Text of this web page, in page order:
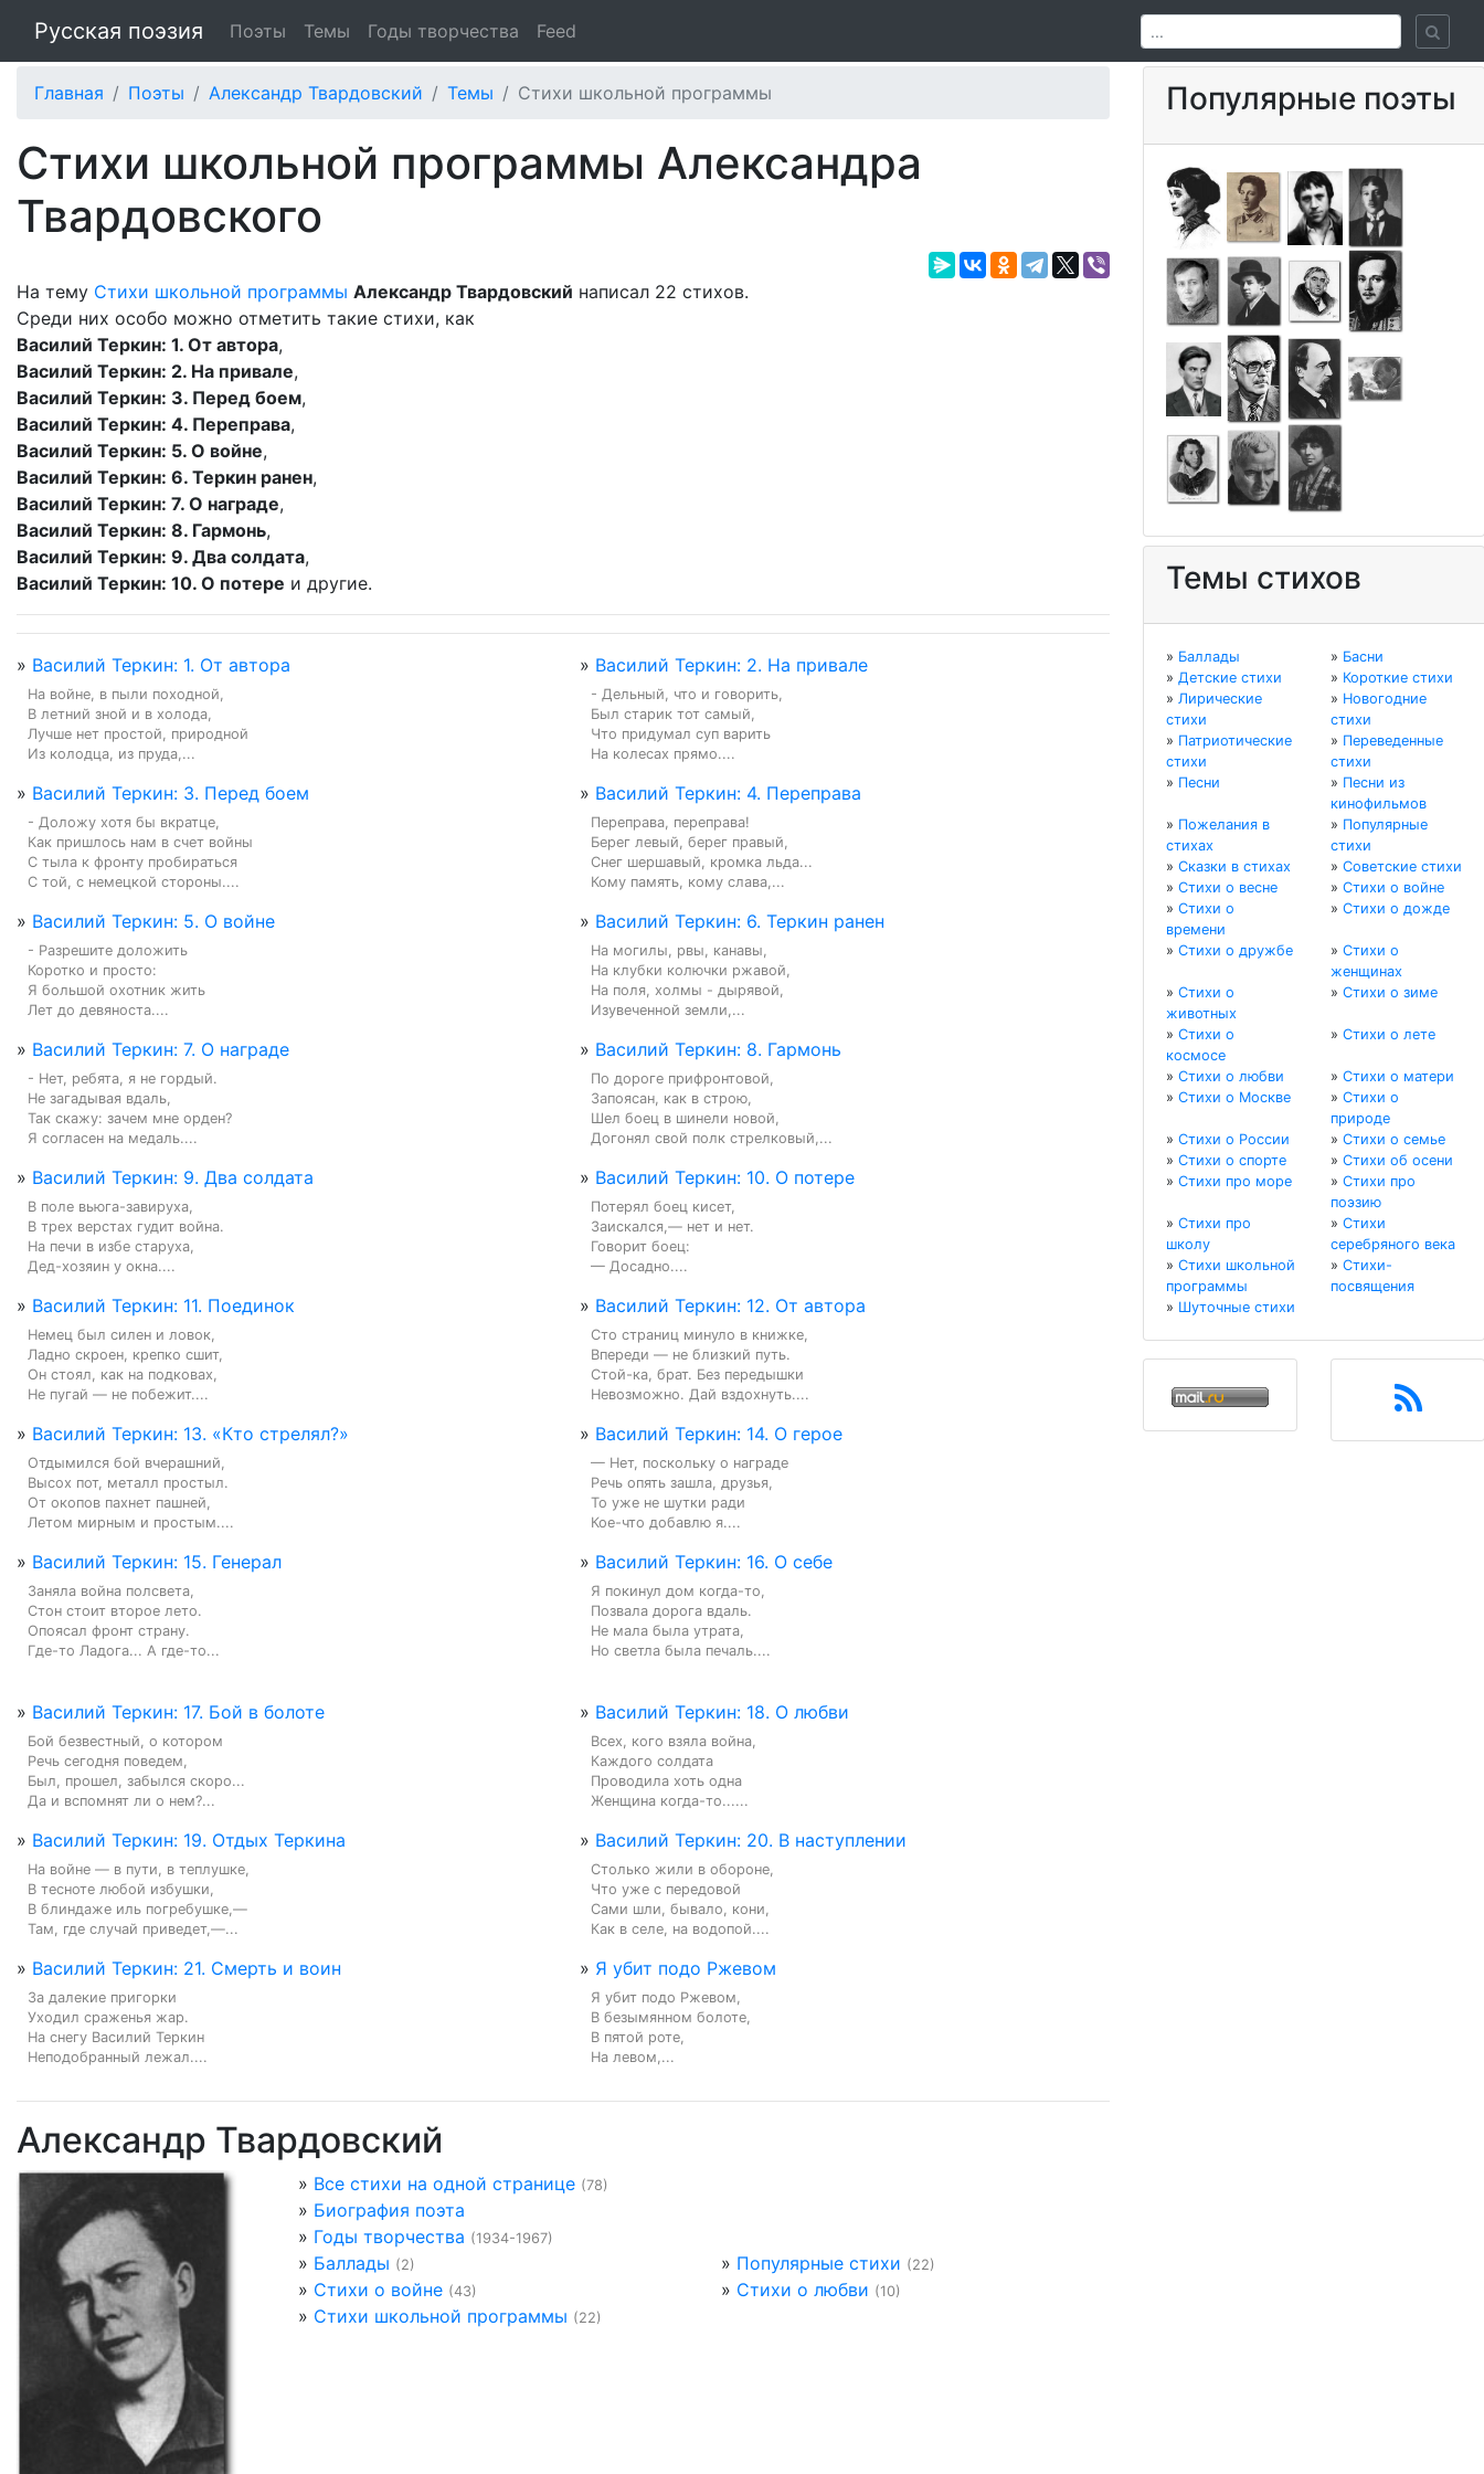
Русская поэзия Поэты Темы Годы творчества Feed
Главная Поэты Александр Твардовский Темы Стихи школьной программы
Стихи школьной программы Александра
Твардовского
На тему Стихи школьной программы Александр Твардовский написал 22 стихов.
Среди них особо можно отметить такие стихи, как
Василий Теркин: 1. От автора,
Василий Теркин: 2. На привале,
Василий Теркин: 3. Перед боем,
Василий Теркин: 4. Переправа,
Василий Теркин: 5. О войне,
Василий Теркин: 6. Теркин ранен,
Василий Теркин: 7. О награде,
Василий Теркин: 8. Гармонь,
Василий Теркин: 9. Два солдата,
Василий Теркин: 10. О потере и другие.
» Василий Теркин: 1. От автора
На войне, в пыли походной,
В летний зной и в холода,
Лучше нет простой, природной
Из колодца, из пруда,...
» Василий Теркин: 2. На привале
- Дельный, что и говорить,
Был старик тот самый,
Что придумал суп варить
На колесах прямо....
» Василий Теркин: 3. Перед боем
- Доложу хотя бы вкратце,
Как пришлось нам в счет войны
С тыла к фронту пробираться
С той, с немецкой стороны....
» Василий Теркин: 4. Переправа
Переправа, переправа!
Берег левый, берег правый,
Снег шершавый, кромка льда...
Кому память, кому слава,...
» Василий Теркин: 5. О войне
- Разрешите доложить
Коротко и просто:
Я большой охотник жить
Лет до девяноста....
» Василий Теркин: 6. Теркин ранен
На могилы, рвы, канавы,
На клубки колючки ржавой,
На поля, холмы - дырявой,
Изувеченной земли,...
» Василий Теркин: 7. О награде
- Нет, ребята, я не гордый.
Не загадывая вдаль,
Так скажу: зачем мне орден?
Я согласен на медаль....
» Василий Теркин: 8. Гармонь
По дороге прифронтовой,
Запоясан, как в строю,
Шел боец в шинели новой,
Догонял свой полк стрелковый,...
» Василий Теркин: 9. Два солдата
В поле вьюга-завируха,
В трех верстах гудит война.
На печи в избе старуха,
Дед-хозяин у окна....
» Василий Теркин: 10. О потере
Потерял боец кисет,
Заискался,— нет и нет.
Говорит боец:
— Досадно....
» Василий Теркин: 11. Поединок
Немец был силен и ловок,
Ладно скроен, крепко сшит,
Он стоял, как на подковах,
Не пугай — не побежит....
» Василий Теркин: 12. От автора
Сто страниц минуло в книжке,
Впереди — не близкий путь.
Стой-ка, брат. Без передышки
Невозможно. Дай вздохнуть....
» Василий Теркин: 13. «Кто стрелял?»
Отдымился бой вчерашний,
Высох пот, металл простыл.
От окопов пахнет пашней,
Летом мирным и простым....
» Василий Теркин: 14. О герое
— Нет, поскольку о награде
Речь опять зашла, друзья,
То уже не шутки ради
Кое-что добавлю я....
» Василий Теркин: 15. Генерал
Заняла война полсвета,
Стон стоит второе лето.
Опоясал фронт страну.
Где-то Ладога... А где-то...
» Василий Теркин: 16. О себе
Я покинул дом когда-то,
Позвала дорога вдаль.
Не мала была утрата,
Но светла была печаль....
» Василий Теркин: 17. Бой в болоте
Бой безвестный, о котором
Речь сегодня поведем,
Был, прошел, забылся скоро...
Да и вспомнят ли о нем?...
» Василий Теркин: 18. О любви
Всех, кого взяла война,
Каждого солдата
Проводила хоть одна
Женщина когда-то......
» Василий Теркин: 19. Отдых Теркина
На войне — в пути, в теплушке,
В тесноте любой избушки,
В блиндаже иль погребушке,—
Там, где случай приведет,—...
» Василий Теркин: 20. В наступлении
Столько жили в обороне,
Что уже с передовой
Сами шли, бывало, кони,
Как в селе, на водопой....
» Василий Теркин: 21. Смерть и воин
За далекие пригорки
Уходил сраженья жар.
На снегу Василий Теркин
Неподобранный лежал....
» Я убит подо Ржевом
Я убит подо Ржевом,
В безымянном болоте,
В пятой роте,
На левом,...
Александр Твардовский
» Все стихи на одной странице (78)
» Биография поэта
» Годы творчества (1934-1967)
» Баллады (2) » Популярные стихи (22)
» Стихи о войне (43) » Стихи о любви (10)
» Стихи школьной программы (22)
Популярные поэты
Темы стихов
» Баллады » Басни
» Детские стихи » Короткие стихи
» Лирические
стихи
» Новогодние
стихи
» Патриотические
стихи
» Переведенные
стихи
» Песни » Песни из
кинофильмов
» Пожелания в
стихах
» Популярные
стихи
» Сказки в стихах » Советские стихи
» Стихи о весне » Стихи о войне
» Стихи о
времени
» Стихи о дожде
» Стихи о дружбе » Стихи о
женщинах
» Стихи о
животных
» Стихи о зиме
» Стихи о
космосе
» Стихи о лете
» Стихи о любви » Стихи о матери
» Стихи о Москве » Стихи о
природе
» Стихи о России » Стихи о семье
» Стихи о спорте » Стихи об осени
» Стихи про море » Стихи про
поэзию
» Стихи про
школу
» Стихи
серебряного века
» Стихи школьной
программы
» Стихи-
посвящения
» Шуточные стихи